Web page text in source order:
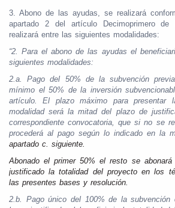
3. Abono de las ayudas, se realizará
apartado 2 del artículo Decimoprimero
realizará entre las siguientes modalidades:
“2. Para el abono de las ayudas el
siguientes modalidades:
2.a.Pago del 50% de la subvención
mínimo el 50% de la inversión
artículo. El plazo máximo para presentar
modalidad será la mitad del plazo de
correspondiente convocatoria, que si no se
procederá al pago según lo indicado en la
apartado c. siguiente.
Abonado el primer 50% el resto se
justificado la totalidad del proyecto en los
las presentes bases y resolución.
2.b. Pago único del 100% de la subvención